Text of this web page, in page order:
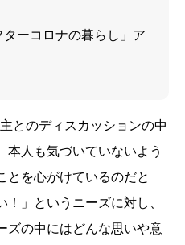
ーコロナの暮らし」ア
とのディスカッションの中
本人も気づいていないよう
とを心がけているのだと
」というニーズに対し、
ズの中にはどんな思いや意